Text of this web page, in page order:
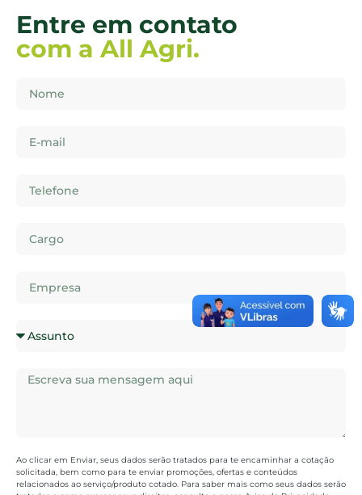
Entre em contato
com a All Agri.
Ao clicar em Enviar, seus dados serão tratados para te encaminhar a cotação
solicitada, bem como para te enviar promoções, ofertas e conteúdos
relacionados ao serviço/produto cotado. Para saber mais como seus dados serão